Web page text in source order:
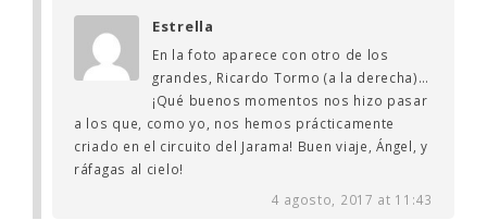
Estrella
En la foto aparece con otro de los
grandes, Ricardo Tormo (a la derecha)…
¡Qué buenos momentos nos hizo pasar
a los que, como yo, nos hemos prácticamente
criado en el circuito del Jarama! Buen viaje, Ángel, y
ráfagas al cielo!
4 agosto, 2017 at 11:43